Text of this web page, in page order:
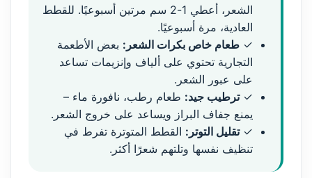
الشعر، أعطي 1-2 سم مرتين أسبوعيًا. للقطط
العادية، مرة أسبوعيًا.
✓ طعام خاص بكرات الشعر: بعض الأطعمة
التجارية تحتوي على ألياف وإنزيمات تساعد
على عبور الشعر.
✓ترطيب جيد: طعام رطب، نافورة ماء –
يمنع جفاف البراز ويساعد على خروج الشعر.
✓تقليل التوتر: القطط المتوترة تفرط في
تنظيف نفسها وتلتهم شعرًا أكثر.